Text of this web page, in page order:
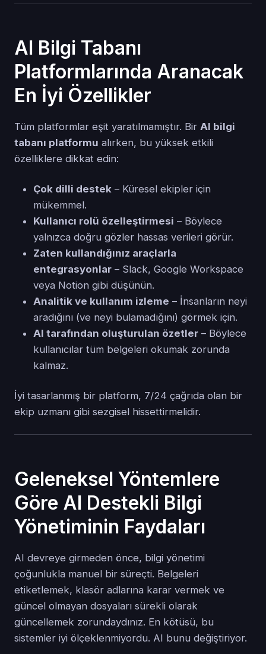
AI Bilgi Tabanı
Platformlarında Aranacak
En İyi Özellikler
Tüm platformlar eşit yaratılmamıştır. Bir AI bilgi
tabanı platformu alırken, bu yüksek etkili
özelliklere dikkat edin:
Çok dilli destek – Küresel ekipler için
mükemmel.
Kullanıcı rolü özelleştirmesi – Böylece
yalnızca doğru gözler hassas verileri görür.
Zaten kullandığınız araçlarla
entegrasyonlar – Slack, Google Workspace
veya Notion gibi düşünün.
Analitik ve kullanım izleme – İnsanların neyi
aradığını (ve neyi bulamadığını) görmek için.
AI tarafından oluşturulan özetler – Böylece
kullanıcılar tüm belgeleri okumak zorunda
kalmaz.
İyi tasarlanmış bir platform, 7/24 çağrıda olan bir
ekip uzmanı gibi sezgisel hissettirmelidir.
Geleneksel Yöntemlere
Göre AI Destekli Bilgi
Yönetiminin Faydaları
AI devreye girmeden önce, bilgi yönetimi
çoğunlukla manuel bir süreçti. Belgeleri
etiketlemek, klasör adlarına karar vermek ve
güncel olmayan dosyaları sürekli olarak
güncellemek zorundaydınız. En kötüsü, bu
sistemler iyi ölçeklenmiyordu. AI bunu değiştiriyor.